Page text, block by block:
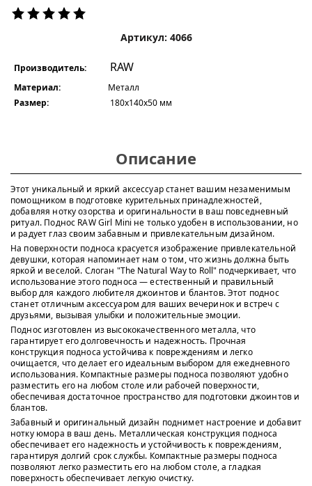
Артикул: 4066
Производитель: RAW
Материал:
Металл
Размер:
180x140х50 мм
Описание
Этот уникальный и яркий аксессуар станет вашим незаменимым
помощником в подготовке курительных принадлежностей,
добавляя нотку озорства и оригинальности в ваш повседневный
ритуал. Поднос RAW Girl Mini не только удобен в использовании, но
и радует глаз своим забавным и привлекательным дизайном.
На поверхности подноса красуется изображение привлекательной
девушки, которая напоминает нам о том, что жизнь должна быть
яркой и веселой. Слоган "The Natural Way to Roll" подчеркивает, что
использование этого подноса — естественный и правильный
выбор для каждого любителя джоинтов и блантов. Этот поднос
станет отличным аксессуаром для ваших вечеринок и встреч с
друзьями, вызывая улыбки и положительные эмоции.
Поднос изготовлен из высококачественного металла, что
гарантирует его долговечность и надежность. Прочная
конструкция подноса устойчива к повреждениям и легко
очищается, что делает его идеальным выбором для ежедневного
использования. Компактные размеры подноса позволяют удобно
разместить его на любом столе или рабочей поверхности,
обеспечивая достаточное пространство для подготовки джоинтов и
блантов.
Забавный и оригинальный дизайн поднимет настроение и добавит
нотку юмора в ваш день. Металлическая конструкция подноса
обеспечивает его надежность и устойчивость к повреждениям,
гарантируя долгий срок службы. Компактные размеры подноса
позволяют легко разместить его на любом столе, а гладкая
поверхность обеспечивает легкую очистку.